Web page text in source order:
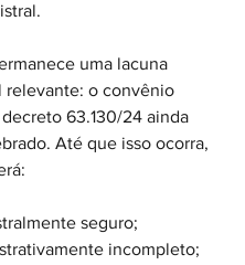
uma lacuna
relevante: o convênio
63.130/24 ainda
Até que isso ocorra,
seguro;
incompleto;